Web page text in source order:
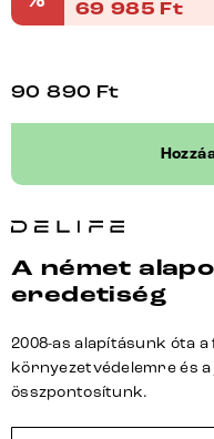
69 985 Ft
90 890 Ft
A német
eredetiség
2008-as alapításunk óta
környezetvédelemre és
összpontosítunk.